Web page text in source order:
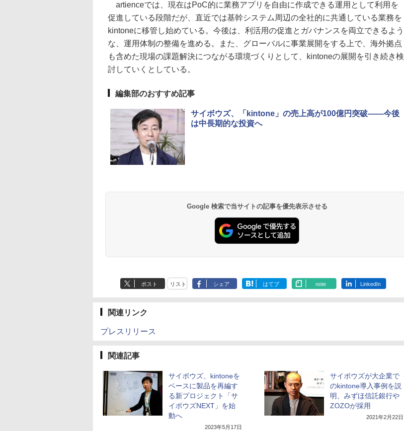
artienceでは、現在はPoC的に業務アプリを自由に作成できる運用として利用を
促進している段階だが、直近では基幹システム周辺の全社的に共通している業務を
kintoneに移管し始めている。今後は、利活用の促進とガバナンスを両立できるよう
な、運用体制の整備を進める。また、グローバルに事業展開をする上で、海外拠点
も含めた現場の課題解決につながる環境づくりとして、kintoneの展開を引き続き検
討していくとしている。
編集部のおすすめ記事
サイボウズ、「kintone」の売上高が100億円突破――今後
は中長期的な投資へ
Google 検索で当サイトの記事を優先表示させる
ポスト リスト シェア はてブ note LinkedIn
関連リンク
プレスリリース
関連記事
サイボウズ、kintoneを
ベースに製品を再編す
る新プロジェクト「サ
イボウズNEXT」を始
動へ
2023年5月17日
サイボウズが大企業で
のkintone導入事例を説
明、みずほ信託銀行や
ZOZOが採用
2021年2月22日